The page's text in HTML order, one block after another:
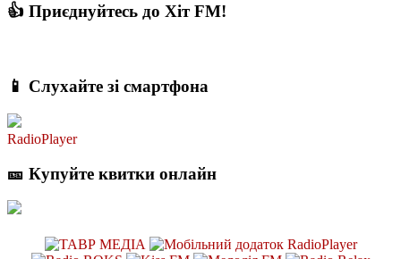
👍 Приєднуйтесь до Хіт FM!
📱 Слухайте зі смартфона
RadioPlayer
🎫 Купуйте квитки онлайн